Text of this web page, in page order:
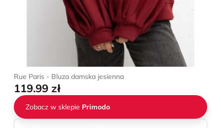
Rue Paris - Bluza damska jesienna
119.99 zł
Zobacz w sklepie Primodo